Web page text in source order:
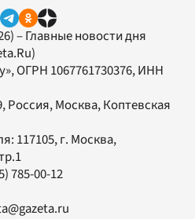
– Главные новости дня
, ОГРН 1067761730376, ИНН
Россия, Москва, Коптевская
117105, г. Москва,
785-00-12